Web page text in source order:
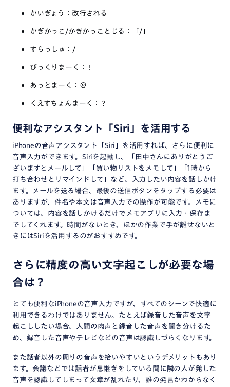
かいぎょう：改行される
かぎかっこ/かぎかっことじる：「/」
すらっしゅ：/
びっくりまーく：！
あっとまーく：＠
くえすちょんまーく：？
便利なアシスタント「Siri」を活用する
iPhoneの音声アシスタント「Siri」を活用すれば、さらに便利に
音声入力ができます。Siriを起動し、「田中さんにありがとうご
ざいますとメールして」「買い物リストをメモして」「1時から
打ち合わせとリマインドして」など、入力したい内容を話しかけ
ます。メールを送る場合、最後の送信ボタンをタップする必要は
ありますが、件名や本文は音声入力での操作が可能です。メモに
ついては、内容を話しかけるだけでメモアプリに入力・保存ま
でしてくれます。時間がないとき、ほかの作業で手が離せないと
きにはSiriを活用するのがおすすめです。
さらに精度の高い文字起こしが必要な場
合は？
とても便利なiPhoneの音声入力ですが、すべてのシーンで快適に
利用できるわけではありません。たとえば録音した音声を文字
起こししたい場合、人間の肉声と録音した音声を聞き分けるた
め、録音した音声やテレビなどの音声は認識しづらくなります。
また話者以外の周りの音声を拾いやすいというデメリットもあり
ます。会議などでは話者が息継ぎをしている間に隣の人が発した
音声を認識してしまって文章が乱れたり、誰の発言かわからなく